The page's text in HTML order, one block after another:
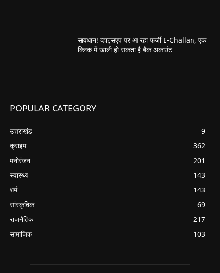
सावधान! व्हाट्सएप पर आ रहा फर्जी E-Challan, एक
क्लिक में खाली हो सकता है बैंक अकाउंट
POPULAR CATEGORY
उत्तराखंड
9
क्राइम
362
मनोरंजन
201
स्वास्थ्य
143
धर्म
143
सांस्कृतिक
69
राजनैतिक
217
सामाजिक
103